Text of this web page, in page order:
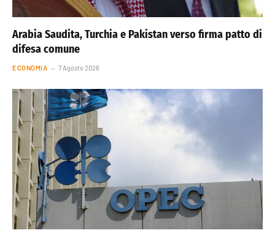
Arabia Saudita, Turchia e Pakistan verso firma patto di
difesa comune
ECONOMIA 7 Agosto 2026